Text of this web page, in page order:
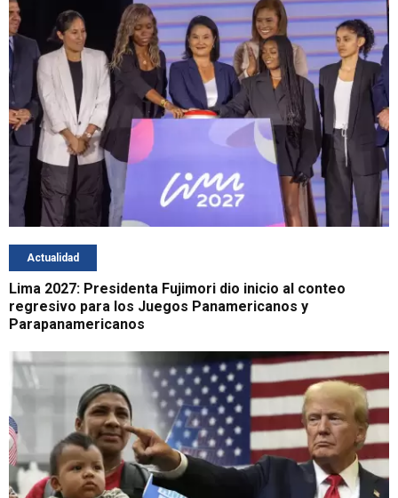
Actualidad
Lima 2027: Presidenta Fujimori dio inicio al conteo
regresivo para los Juegos Panamericanos y
Parapanamericanos